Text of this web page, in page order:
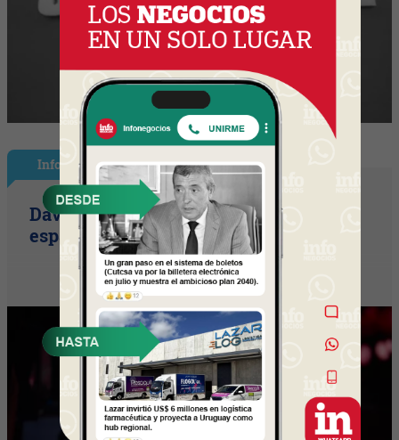
InfoShow
David Bisbal vuelve a UY (el ícono
español llega con su tour Eternos)